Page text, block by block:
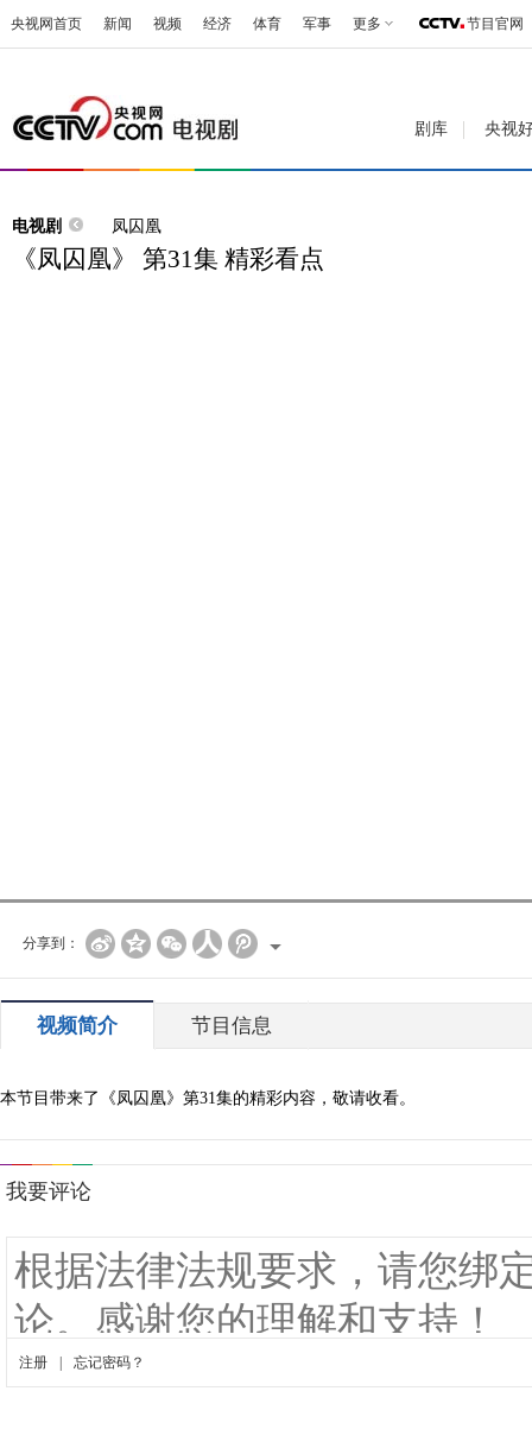
央视网首页 新闻 视频 经济 体育 军事 更多 节目官网
剧库 央视
电视剧 凤囚凰
《凤囚凰》 第31集 精彩看点
分享到：
视频简介 节目信息
本节目带来了《凤囚凰》第31集的精彩内容，敬请收看。